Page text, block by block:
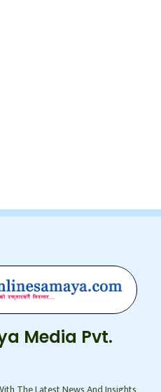
Media Pvt.